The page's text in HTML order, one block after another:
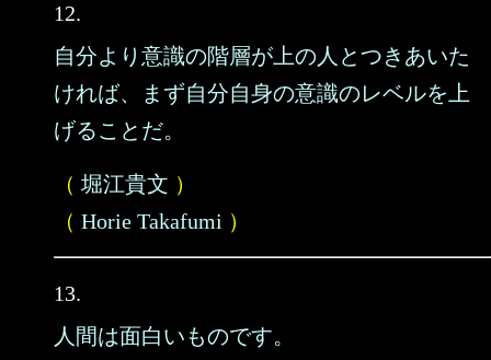
12.
自分より意識の階層が上の人とつきあいた
ければ、まず自分自身の意識のレベルを上
げることだ。
（ 堀江貴文 ）
（ Horie Takafumi ）
13.
人間は面白いものです。